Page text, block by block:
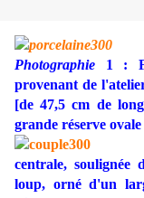
Photographie 1 :
provenant de
[de 47,5 cm de
grande réserve ovale
centrale,
loup, orné d'un